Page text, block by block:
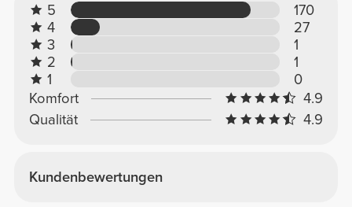
5
170
4
27
3
1
2
1
1
0
Komfort
4.9
Qualität
4.9
Kundenbewertungen